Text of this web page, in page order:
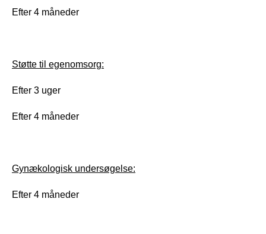
Efter 4 måneder
Støtte til egenomsorg:
Efter 3 uger
Efter 4 måneder
Gynækologisk undersøgelse:
Efter 4 måneder